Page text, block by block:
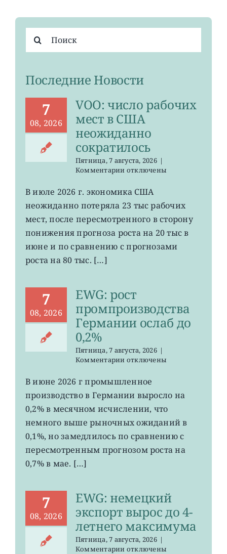
поиска:
Последние Новости
7
08, 2026
VOO: число рабочих
мест в США
неожиданно
сократилось
Пятница, 7 августа, 2026 |
Комментариик
VOO:
рабочих
мест
США
неожиданно
отключены
В июле 2026 г. экономика США
неожиданно потеряла 23 тыс рабочих
мест, после пересмотренного в сторону
понижения прогноза роста на 20 тыс в
июне и по сравнению с прогнозами
роста на 80 тыс. […]
7
08, 2026
EWG: рост
промпроизводства
Германии ослаб до
0,2%
Пятница, 7 августа, 2026 |
Комментариик
EWG:
рост
промпроизводства
Германии
до
0,2%
отключены
В июне 2026 г промышленное
производство в Германии выросло на
0,2% в месячном исчислении, что
немного выше рыночных ожиданий в
0,1%, но замедлилось по сравнению с
пересмотренным прогнозом роста на
0,7% в мае. […]
7
08, 2026
EWG: немецкий
экспорт вырос до 4-
летнего максимума
Пятница, 7 августа, 2026 |
Комментариикотключены